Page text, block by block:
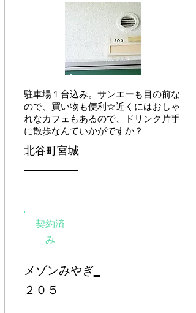
​駐車場１台込み。サンエーも目の前な
ので、買い物も便利☆近くにはおしゃ
れなカフェもあるので、ドリンク片手
に散歩なんていかがですか？
北谷町宮城
契約済
み
メゾンみやぎ‗
２０５